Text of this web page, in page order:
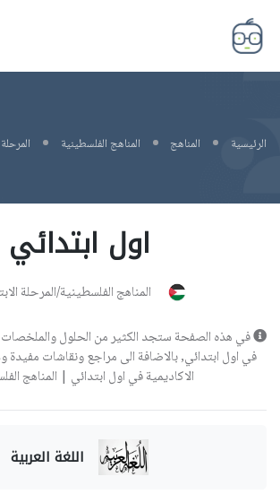
الرئيسية المناهج المناهج الفلسطينية
اول ابتدائي
المناهج الفلسطينية/المرحلة
في هذه الصفحة ستجد الكثير من الحلول والملخصات
في اول ابتدائي, بالاضافة الى مراجع ونقاشات مفيدة
الاكاديمية في اول ابتدائي | المناهج
اللغة العربية